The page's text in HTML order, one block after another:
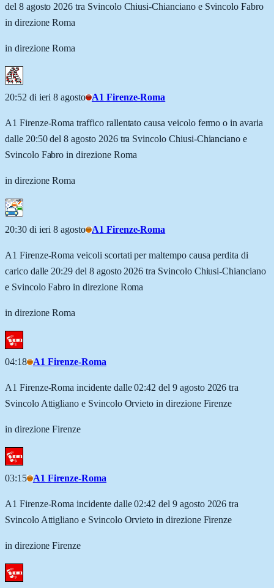
del 8 agosto 2026 tra Svincolo Chiusi-Chianciano e Svincolo Fabro
in direzione Roma
in direzione Roma
20:52 di ieri 8 agosto A1 Firenze-Roma
A1 Firenze-Roma traffico rallentato causa veicolo fermo o in avaria
dalle 20:50 del 8 agosto 2026 tra Svincolo Chiusi-Chianciano e
Svincolo Fabro in direzione Roma
in direzione Roma
20:30 di ieri 8 agosto A1 Firenze-Roma
A1 Firenze-Roma veicoli scortati per maltempo causa perdita di
carico dalle 20:29 del 8 agosto 2026 tra Svincolo Chiusi-Chianciano
e Svincolo Fabro in direzione Roma
in direzione Roma
04:18 A1 Firenze-Roma
A1 Firenze-Roma incidente dalle 02:42 del 9 agosto 2026 tra
Svincolo Attigliano e Svincolo Orvieto in direzione Firenze
in direzione Firenze
03:15 A1 Firenze-Roma
A1 Firenze-Roma incidente dalle 02:42 del 9 agosto 2026 tra
Svincolo Attigliano e Svincolo Orvieto in direzione Firenze
in direzione Firenze